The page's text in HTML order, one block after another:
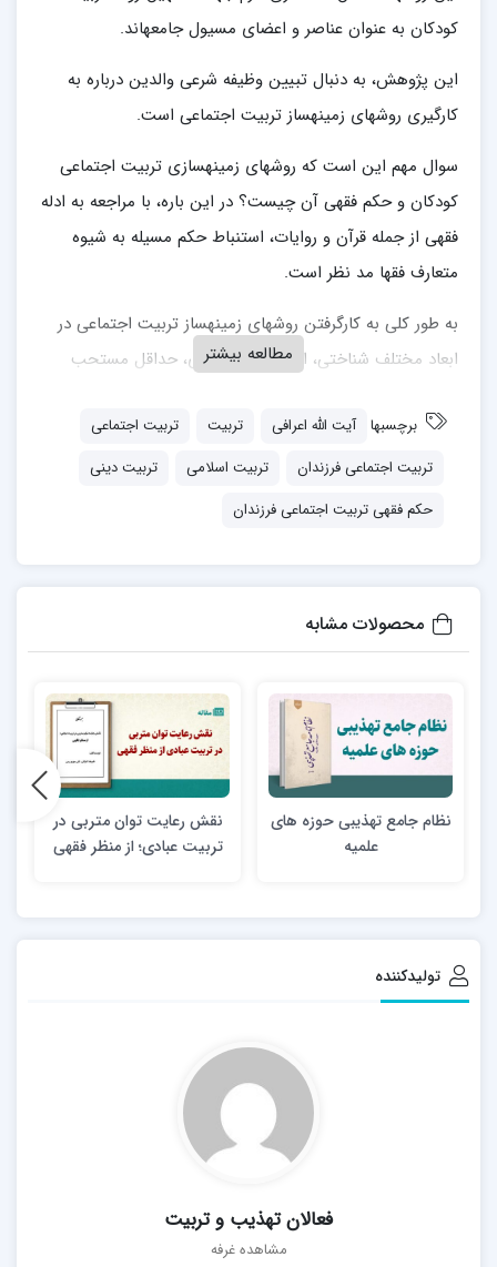
کودکان به عنوان عناصر و اعضای مسیول جامعه‎اند.
این پژوهش، به دنبال تبیین وظیفه شرعی والدین درباره به
کارگیری روش‎های زمینه‎ساز تربیت اجتماعی است.
سوال مهم این است که روش‎های زمینه‎سازی تربیت اجتماعی
کودکان و حکم فقهی آن چیست؟ در این باره، با مراجعه به ادله
فقهی از جمله قرآن و روایات، استنباط حکم مسیله به شیوه
متعارف فقها مد نظر است.
به طور کلی به کارگرفتن روش‎های زمینه‎ساز تربیت اجتماعی در
ابعاد مختلف شناختی، احساسی و رفتاری، حداقل مستحب
روش های زمینه ساز تربیت اجتماعی فرزندان؛ حکم فقهی
مطالعه بیشتر
برچسبها آیت الله اعرافی تربیت
تربیت اجتماعی
تربیت اجتماعی فرزندان
تربیت اسلامی
تربیت دینی
حکم فقهی تربیت اجتماعی فرزندان
محصولات مشابه
نظام جامع تهذیبی حوزه های
علمیه
نقش رعایت توان متربی در
تربیت عبادی؛ از منظر فقهی
تولیدکننده
فعالان تهذیب و تربیت
مشاهده غرفه